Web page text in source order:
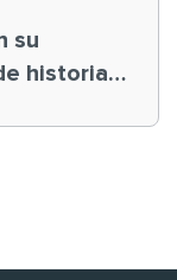
su
historias